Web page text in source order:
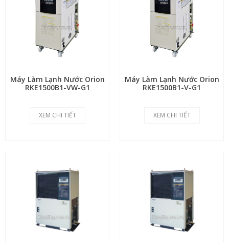
Máy Làm Lạnh Nước Orion
RKE1500B1-VW-G1
XEM CHI TIẾT
Máy Làm Lạnh Nước Orion
RKE1500B1-V-G1
XEM CHI TIẾT